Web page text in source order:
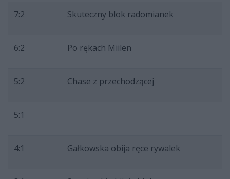
7:2 Skuteczny blok radomianek
6:2 Po rękach Miilen
5:2 Chase z przechodzącej
5:1
4:1 Gałkowska obija ręce rywalek